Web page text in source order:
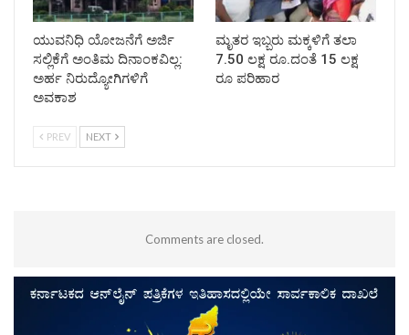
ಯುವನಿಧಿ ಯೋಜನೆಗೆ ಅರ್ಜಿ
ಸಲ್ಲಿಕೆಗೆ ಅಂತಿಮ ದಿನಾಂಕವಿಲ್ಲ:
ಅರ್ಹ ನಿರುದ್ಯೋಗಿಗಳಿಗೆ
ಅವಕಾಶ
ಮೃತರ ಇಬ್ಬರು ಮಕ್ಕಳಿಗೆ ತಲಾ
7.50 ಲಕ್ಷ ರೂ.ದಂತೆ 15 ಲಕ್ಷ
ರೂ ಪರಿಹಾರ
PREV NEXT
Comments are closed.